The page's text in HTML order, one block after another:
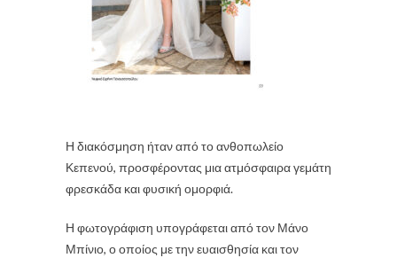
Η διακόσμηση ήταν από τοανθοπωλείο
Κεπενού, προσφέροντας μια ατμόσφαιρα γεμάτη
φρεσκάδα και φυσική ομορφιά.
Η φωτογράφιση υπογράφεται από τον Μάνο
Μπίνιο, ο οποίος με την ευαισθησία και τον